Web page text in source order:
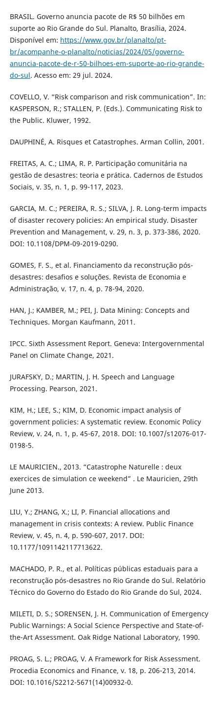
BRASIL. Governo anuncia pacote de R$ 50 bilhões em
suporte ao Rio Grande do Sul. Planalto, Brasília, 2024.
Disponível em: https://www.gov.br/planalto/pt-
br/acompanhe-o-planalto/noticias/2024/05/governo-
anuncia-pacote-de-r-50-bilhoes-em-suporte-ao-rio-grande-
do-sul. Acesso em: 29 jul. 2024.
COVELLO, V. “Risk comparison and risk communication”. In:
KASPERSON, R.; STALLEN, P. (Eds.). Communicating Risk to
the Public. Kluwer, 1992.
DAUPHINÉ, A. Risques et Catastrophes. Arman Collin, 2001.
FREITAS, A. C.; LIMA, R. P. Participação comunitária na
gestão de desastres: teoria e prática. Cadernos de Estudos
Sociais, v. 35, n. 1, p. 99-117, 2023.
GARCIA, M. C.; PEREIRA, R. S.; SILVA, J. R. Long-term impacts
of disaster recovery policies: An empirical study. Disaster
Prevention and Management, v. 29, n. 3, p. 373-386, 2020.
DOI: 10.1108/DPM-09-2019-0290.
GOMES, F. S., et al. Financiamento da reconstrução pós-
desastres: desafios e soluções. Revista de Economia e
Administração, v. 17, n. 4, p. 78-94, 2020.
HAN, J.; KAMBER, M.; PEI, J. Data Mining: Concepts and
Techniques. Morgan Kaufmann, 2011.
IPCC. Sixth Assessment Report. Geneva: Intergovernmental
Panel on Climate Change, 2021.
JURAFSKY, D.; MARTIN, J. H. Speech and Language
Processing. Pearson, 2021.
KIM, H.; LEE, S.; KIM, D. Economic impact analysis of
government policies: A systematic review. Economic Policy
Review, v. 24, n. 1, p. 45-67, 2018. DOI: 10.1007/s12076-017-
0198-5.
LE MAURICIEN., 2013. “Catastrophe Naturelle : deux
exercices de simulation ce weekend” . Le Mauricien, 29th
June 2013.
LIU, Y.; ZHANG, X.; LI, P. Financial allocations and
management in crisis contexts: A review. Public Finance
Review, v. 45, n. 4, p. 590-607, 2017. DOI:
10.1177/1091142117713622.
MACHADO, P. R., et al. Políticas públicas estaduais para a
reconstrução pós-desastres no Rio Grande do Sul. Relatório
Técnico do Governo do Estado do Rio Grande do Sul, 2024.
MILETI, D. S.; SORENSEN, J. H. Communication of Emergency
Public Warnings: A Social Science Perspective and State-of-
the-Art Assessment. Oak Ridge National Laboratory, 1990.
PROAG, S. L.; PROAG, V. A Framework for Risk Assessment.
Procedia Economics and Finance, v. 18, p. 206-213, 2014.
DOI: 10.1016/S2212-5671(14)00932-0.